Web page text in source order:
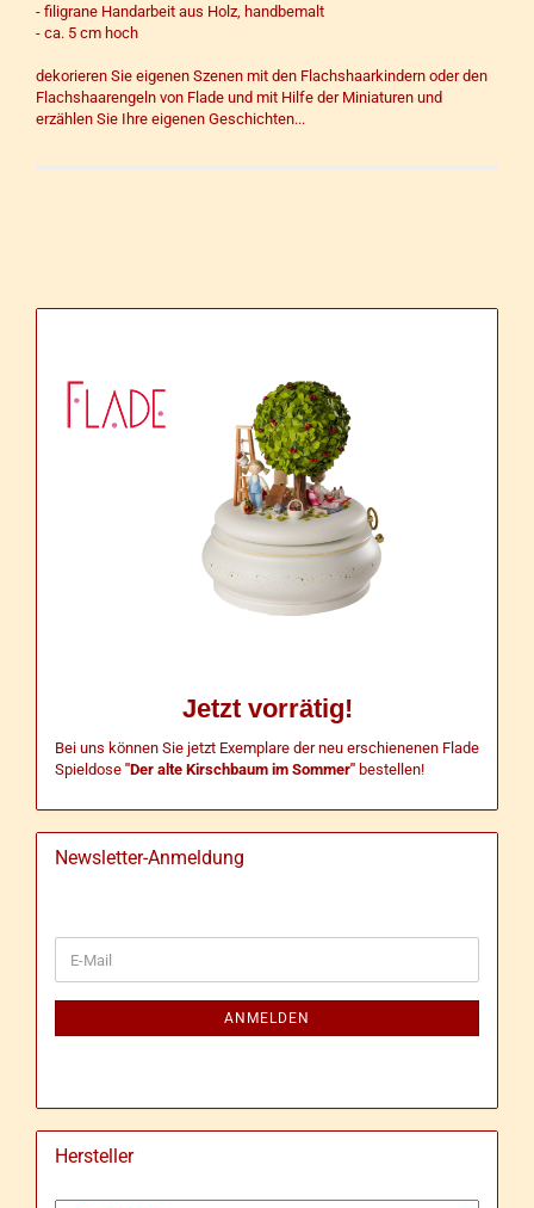
- filigrane Handarbeit aus Holz, handbemalt
- ca. 5 cm hoch
dekorieren Sie eigenen Szenen mit den Flachshaarkindern oder den
Flachshaarengeln von Flade und mit Hilfe der Miniaturen und
erzählen Sie Ihre eigenen Geschichten...
Jetzt vorrätig!
Bei uns können Sie jetzt Exemplare der neu erschienenen Flade
Spieldose "Der alte Kirschbaum im Sommer" bestellen!
Newsletter-Anmeldung
ZUR
E-
Mail
ANMELDEN
Hersteller